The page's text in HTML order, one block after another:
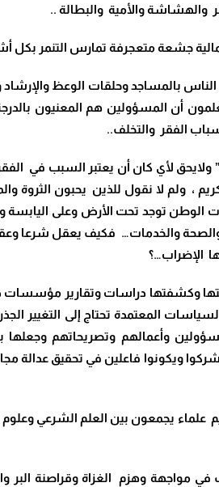
والهشاشة والأمية والبطالة ..
جشعة متعجرفة تمارس التنمر
بالمساجد وحلقات الوعظ
أن المسؤولين هم المعنيون
الفقر والتخلف..
ولايحق لأي كان أن يعتبر السبب في
، ولم لا نقول للذين يحبون الثروة
توجد تحت الأرض وعلى اليابسة
والصحة والخدمات… فكيف يعقل شرعا
الإضراب…؟
وكشفتها دراسات وتقارير مؤسسات
المعتمدة تحتاج إلى التغيير
وأعمالهم وتصريحاتهم
ويكونوا فاعلين في تحقيق عدالة
يجمعون بين العلم الشرعي وعلوم
مواجهة وهزم الغزاة وقراصنة البر